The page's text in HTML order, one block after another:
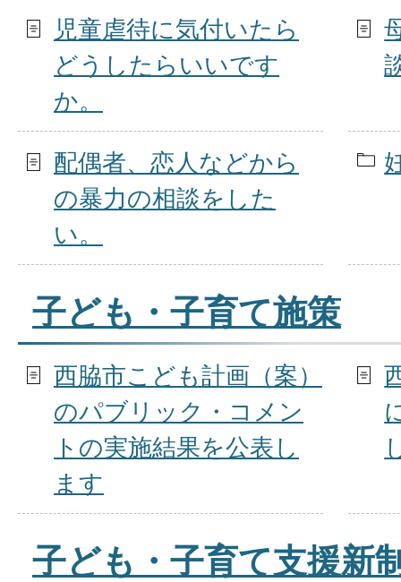
児童虐待に気付いたら
どうしたらいいです
か。
配偶者、恋人などから
の暴力の相談をした
い。
子ども・子育て施策
西脇市こども計画（案）
のパブリック・コメン
トの実施結果を公表し
ます
子ども・子育て支援新